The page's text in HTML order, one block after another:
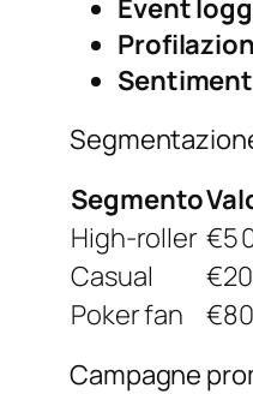
Event
Segmento
High‑roller €5
Casual
Poker fan
Campagne